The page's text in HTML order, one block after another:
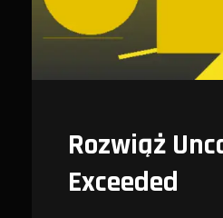
Rozwiąż
Exceeded